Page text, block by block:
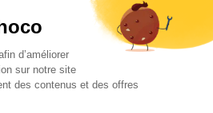
©2026
de ventesMentions légales